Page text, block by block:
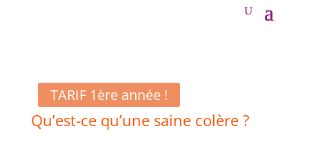
TARIF 1ère année !
Qu’est-ce qu’une saine colère ?